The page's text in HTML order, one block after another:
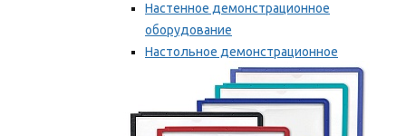
Настенное демонстрационное
оборудование
Настольное демонстрационное
оборудование
Мы рекомендуем